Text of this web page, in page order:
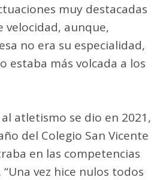
muy destacadas
velocidad, aunque,
no era su especialidad,
estaba más volcada a los
atletismo se dio en 2021,
del Colegio San Vicente
en las competencias
vez hice nulos todos